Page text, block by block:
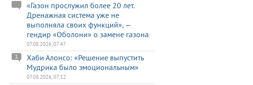
«Газон прослужил более 20 лет.
Дренажная система уже не
выполняла своих функций», —
гендир «Оболони» о замене газона
07.08.2026, 07:47
Хаби Алонсо: «Решение выпустить
Мудрика было эмоциональным»
1
07.08.2026, 07:12